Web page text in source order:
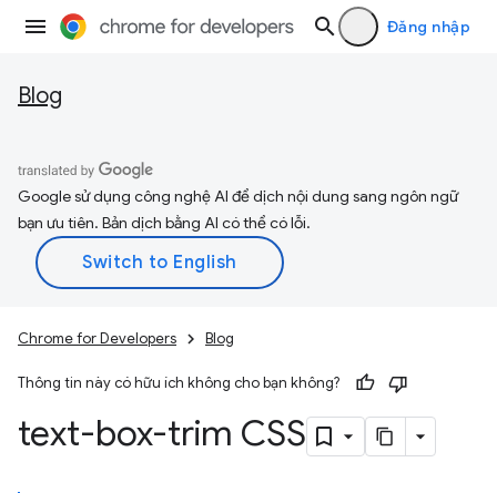
Đăng nhập
Blog
Google sử dụng công nghệ AI để dịch nội dung sang ngôn ngữ
bạn ưu tiên. Bản dịch bằng AI có thể có lỗi.
Chrome for Developers Blog
Thông tin này có hữu ích không cho bạn không?
text-box-trim CSS